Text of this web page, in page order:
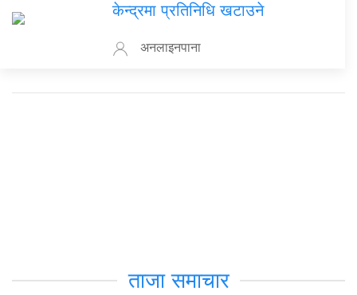
केन्द्रमा प्रतिनिधि खटाउने
अनलाइनपाना
ताजा समाचार